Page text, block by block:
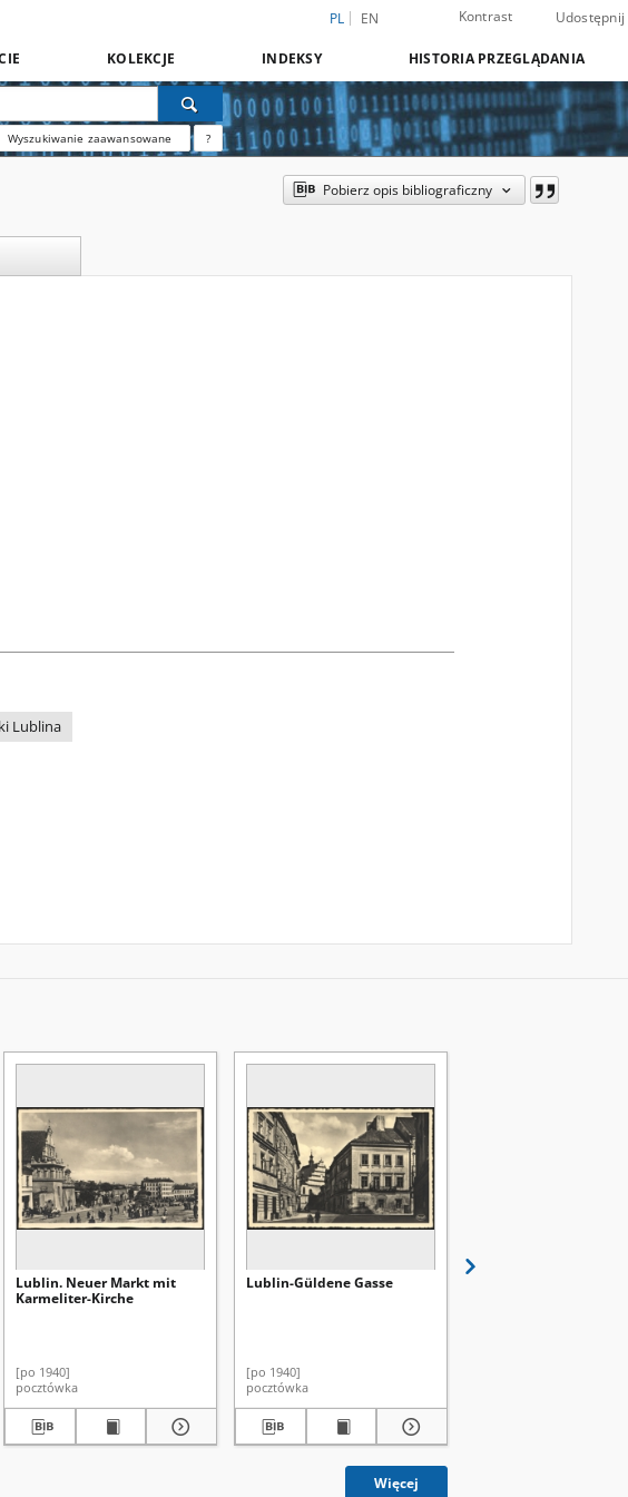
PL EN Kontrast Udostępnij
KOLEKCJE INDEKSY HISTORIA PRZEGLĄDANIA
Wyszukiwanie zaawansowane ?
Pobierz opis bibliograficzny
Lublina
Lublin. Neuer Markt mit
Karmeliter-Kirche
[po 1940]
pocztówka
Lublin-Güldene Gasse
[po 1940]
pocztówka
Więcej